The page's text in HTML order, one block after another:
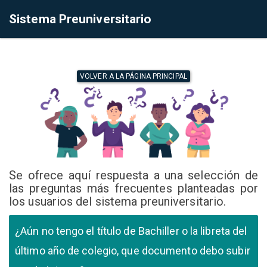
Sistema Preuniversitario
VOLVER A LA PÁGINA PRINCIPAL
Se ofrece aquí respuesta a una selección de
las preguntas más frecuentes planteadas por
los usuarios del sistema preuniversitario.
¿Aún no tengo el título de Bachiller o la libreta del
último año de colegio, que documento debo subir